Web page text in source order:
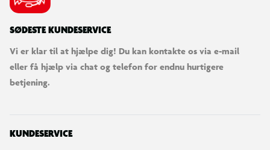
SØDESTE KUNDESERVICE
Vi er klar til at hjælpe dig! Du kan kontakte os via e-mail
eller få hjælp via chat og telefon for endnu hurtigere
betjening.
KUNDESERVICE